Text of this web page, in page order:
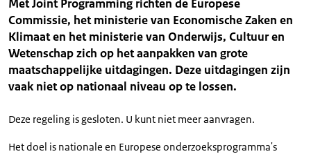
Met Joint Programming richten de Europese
Commissie, het ministerie van Economische Zaken en
Klimaat en het ministerie van Onderwijs, Cultuur en
Wetenschap zich op het aanpakken van grote
maatschappelijke uitdagingen. Deze uitdagingen zijn
vaak niet op nationaal niveau op te lossen.
Deze regeling is gesloten. U kunt niet meer aanvragen.
Het doel is nationale en Europese onderzoeksprogramma's